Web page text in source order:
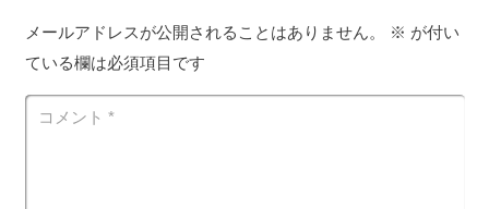
メールアドレスが公開されることはありません。 ※ が付い
ている欄は必須項目です